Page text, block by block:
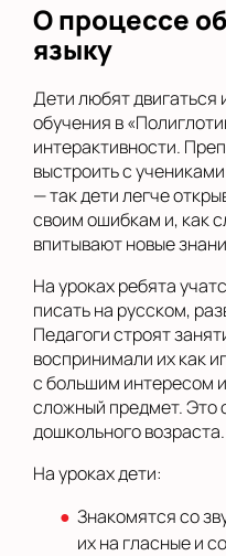
О процессе
языку
Дети любят двигаться
обучения в
интерактивности.
выстроить с
— так дети легче
своим ошибкам и, как
впитывают новые
На уроках ребята
писать на русском,
Педагоги строят
воспринимали их как
с большим интересом
сложный предмет. Это
дошкольного возраста.
На уроках дети:
Знакомятся со
их на гласные и